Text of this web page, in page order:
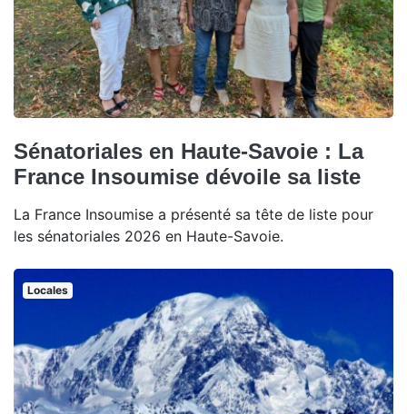
Sénatoriales en Haute-Savoie : La
France Insoumise dévoile sa liste
La France Insoumise a présenté sa tête de liste pour
les sénatoriales 2026 en Haute-Savoie.
Locales